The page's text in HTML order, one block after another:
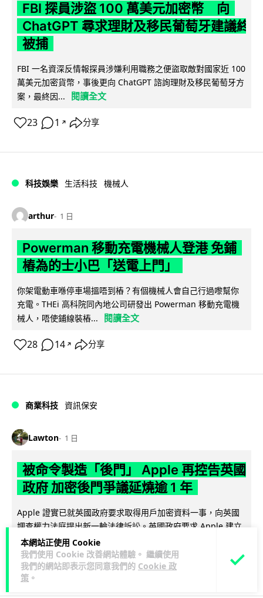
本網站正使用 Cookie
我們使用 Cookie 改善網站體驗。 繼續使用
我們的網站即表示您同意我們的 Cookie 政
策 。
FBI 探員涉盜 100 萬美元加密幣 向
ChatGPT 尋求理財及移民葡萄牙建議終
被捕
FBI 一名資深反情報探員涉嫌利用職務之便盜取敵對國家近 100
萬美元加密貨幣，事後更向 ChatGPT 諮詢理財及移民葡萄牙方
案，最終因...
閱讀全文
23 1 ↗ 分享
科技娛樂 生活科技 機械人
arthur 1 日
Powerman 移動充電機械人登港 免鋪
樁為的士小巴「送電上門」
你架電動車喺停車場搵唔到樁？有個機械人會自己行過嚟幫你
充電。THEi 高科院同內地公司研發出 Powerman 移動充電機
械人，唔使鋪線裝樁...
閱讀全文
28 14 ↗ 分享
商業科技 資訊保安
Lawton 1 日
被命令製造「後門」 Apple 再控告英國
政府 加密後門爭議延燒逾 1 年
Apple 證實已就英國政府要求取得用戶加密資料一事，向英國
調查權力法庭提出新一輪法律訴訟。英國政府要求 Apple 建立
「後門」以存取全球...
306 40 ↗ 分享